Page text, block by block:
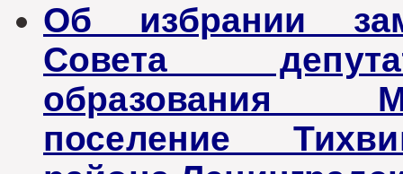
Об избрании
Совета
образования
поселение